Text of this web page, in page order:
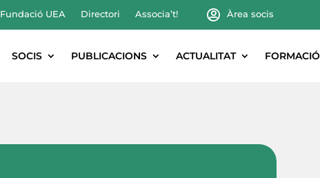
Fundació UEA Directori Associa’t! Àrea socis
SOCIS PUBLICACIONS ACTUALITAT FORMACIÓ